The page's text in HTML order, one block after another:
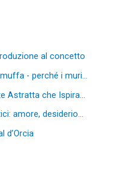
al concetto
- perché i muri…
Astratta che Ispira…
amore, desiderio…
d’Orcia